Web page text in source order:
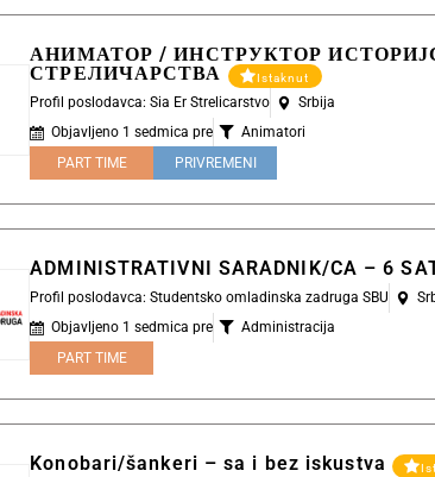
АНИМАТОР / ИНСТРУКТОР
СТРЕЛИЧАРСТВА
Istaknut
Profil poslodavca: Sia Er Strelicarstvo
Srbija
Objavljeno 1 sedmica pre
Animatori
PART TIME
PRIVREMENI
ADMINISTRATIVNI SARADNIK/CA – 6
Profil poslodavca: Studentsko omladinska zadruga SBU
Objavljeno 1 sedmica pre
Administracija
PART TIME
Konobari/šankeri – sa i bez iskustva